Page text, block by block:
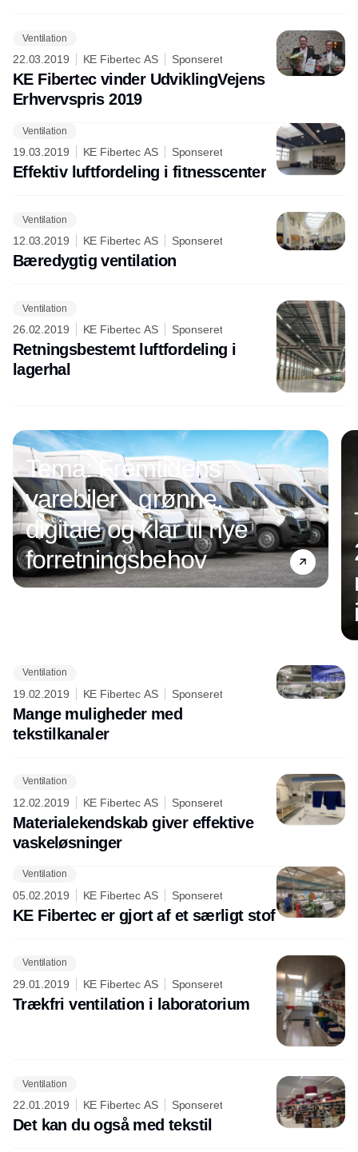
Ventilation
22.03.2019 KE Fibertec AS Sponseret
KE Fibertec vinder UdviklingVejens
Erhvervspris 2019
Ventilation
19.03.2019 KE Fibertec AS Sponseret
Effektiv luftfordeling i fitnesscenter
Ventilation
12.03.2019 KE Fibertec AS Sponseret
Bæredygtig ventilation
Ventilation
26.02.2019 KE Fibertec AS Sponseret
Retningsbestemt luftfordeling i
lagerhal
Tema: Fremtidens
varebiler - grønne,
digitale og klar til nye
forretningsbehov
Ventilation
19.02.2019 KE Fibertec AS Sponseret
Mange muligheder med
tekstilkanaler
Ventilation
12.02.2019 KE Fibertec AS Sponseret
Materialekendskab giver effektive
vaskeløsninger
Ventilation
05.02.2019 KE Fibertec AS Sponseret
KE Fibertec er gjort af et særligt stof
Ventilation
29.01.2019 KE Fibertec AS Sponseret
Trækfri ventilation i laboratorium
Ventilation
22.01.2019 KE Fibertec AS Sponseret
Det kan du også med tekstil